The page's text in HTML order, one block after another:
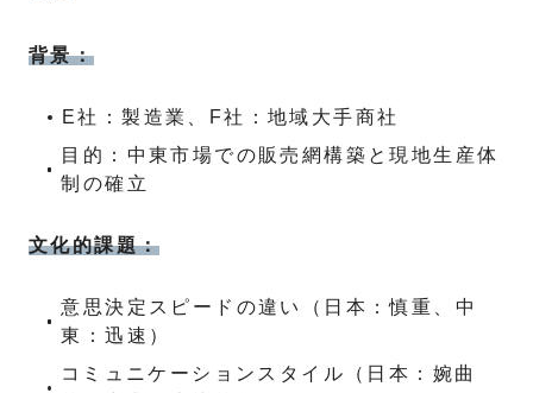
背景：
E社：製造業、F社：地域大手商社
目的：中東市場での販売網構築と現地生産体
制の確立
文化的課題：
意思決定スピードの違い（日本：慎重、中
東：迅速）
コミュニケーションスタイル（日本：婉曲